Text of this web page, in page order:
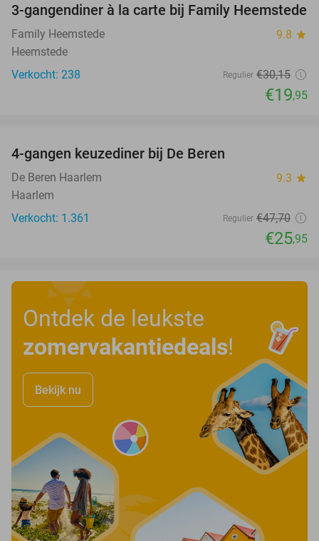
34%
3-gangendiner à la carte bij Family Heemstede
Family Heemstede 9.8 star
Heemstede
Verkocht: 238
Regulier €30,15
€19,95
4-gangen keuzediner bij De Beren
De Beren Haarlem 9.3 star
Haarlem
Verkocht: 1.361
Regulier €47,70
€25,95
Ontdek de leukste
zomervakantiedeals!
Bekijk nu